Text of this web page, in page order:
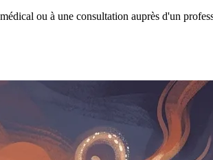
ou à une consultation auprès d'un